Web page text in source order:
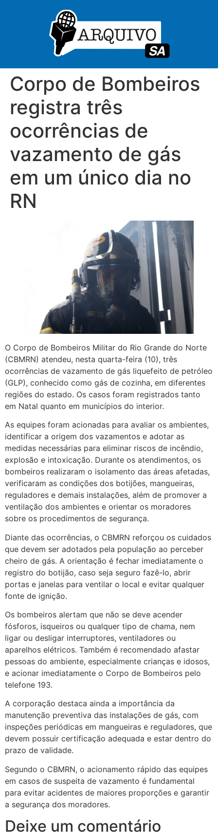
Corpo de Bombeiros
registra três
ocorrências de
vazamento de gás
em um único dia no
RN
O Corpo de Bombeiros Militar do Rio Grande do Norte
(CBMRN) atendeu, nesta quarta-feira (10), três
ocorrências de vazamento de gás liquefeito de petróleo
(GLP), conhecido como gás de cozinha, em diferentes
regiões do estado. Os casos foram registrados tanto
em Natal quanto em municípios do interior.
As equipes foram acionadas para avaliar os ambientes,
identificar a origem dos vazamentos e adotar as
medidas necessárias para eliminar riscos de incêndio,
explosão e intoxicação. Durante os atendimentos, os
bombeiros realizaram o isolamento das áreas afetadas,
verificaram as condições dos botijões, mangueiras,
reguladores e demais instalações, além de promover a
ventilação dos ambientes e orientar os moradores
sobre os procedimentos de segurança.
Diante das ocorrências, o CBMRN reforçou os cuidados
que devem ser adotados pela população ao perceber
cheiro de gás. A orientação é fechar imediatamente o
registro do botijão, caso seja seguro fazê-lo, abrir
portas e janelas para ventilar o local e evitar qualquer
fonte de ignição.
Os bombeiros alertam que não se deve acender
fósforos, isqueiros ou qualquer tipo de chama, nem
ligar ou desligar interruptores, ventiladores ou
aparelhos elétricos. Também é recomendado afastar
pessoas do ambiente, especialmente crianças e idosos,
e acionar imediatamente o Corpo de Bombeiros pelo
telefone 193.
A corporação destaca ainda a importância da
manutenção preventiva das instalações de gás, com
inspeções periódicas em mangueiras e reguladores, que
devem possuir certificação adequada e estar dentro do
prazo de validade.
Segundo o CBMRN, o acionamento rápido das equipes
em casos de suspeita de vazamento é fundamental
para evitar acidentes de maiores proporções e garantir
a segurança dos moradores.
Deixe um comentário